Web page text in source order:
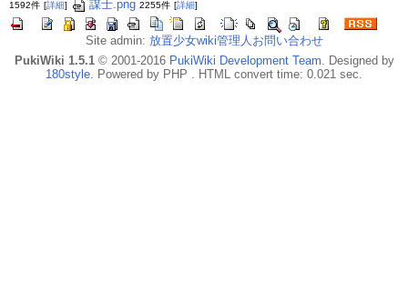
1592件 [詳細] 謀士.png 2255件 [詳細]
Site admin: 放置少女wiki管理人お問い合わせ
PukiWiki 1.5.1© 2001-2016 PukiWiki Development Team. Designed by
180style. Powered by PHP . HTML convert time: 0.021 sec.